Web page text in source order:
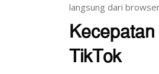
langsung dari
TikTok